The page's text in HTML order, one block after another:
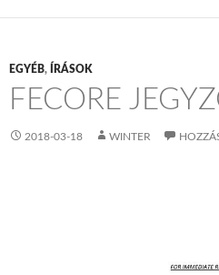
EGYÉB, ÍRÁSOK
FECORE
2018-03-18 WINTER